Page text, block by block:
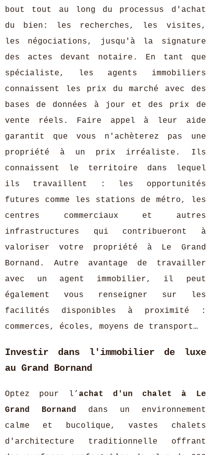
bout tout au long du processus d'achat
du bien: les recherches, les visites,
les négociations, jusqu'à la signature
des actes devant notaire. En tant que
spécialiste, les agents immobiliers
connaissent les prix du marché avec des
bases de données à jour et des prix de
vente réels. Faire appel à leur aide
garantit que vous n'achèterez pas une
propriété à un prix irréaliste. Ils
connaissent le territoire dans lequel
ils travaillent : les opportunités
futures comme les stations de métro, les
centres commerciaux et autres
infrastructures qui contribueront à
valoriser votre propriété à Le Grand
Bornand. Autre avantage de travailler
avec un agent immobilier, il peut
également vous renseigner sur les
facilités disponibles à proximité :
commerces, écoles, moyens de transport…
Investir dans l'immobilier de luxe
au Grand Bornand
Optez pour l’ achat d'un chalet à Le
Grand Bornand dans un environnement
calme et bucolique, vastes chalets
d'architecture traditionnelle offrant